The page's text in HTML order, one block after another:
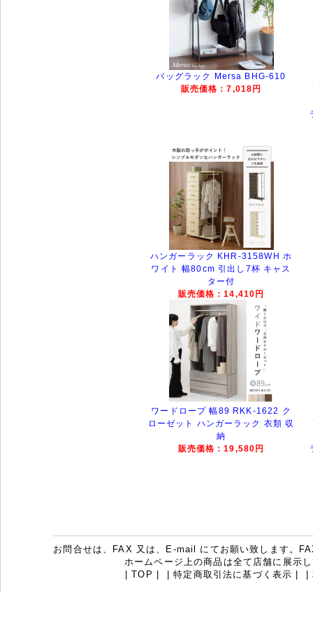
バッグラック Mersa BHG-610
販売価格：7,018円
ハンガーラック KHR-3158WH ホ
ワイト 幅80cm 引出し7杯 キャス
ター付
販売価格：14,410円
ワードロープ 幅89 RKK-1622 ク
ローゼット ハンガーラック 衣類 収
納
販売価格：19,580円
お問合せは、FAX 又は、E-mail にてお願い致します。
ホームページ上の商品は全て店舗に展示
|TOP | |特定商取引法に基づく表示 | |